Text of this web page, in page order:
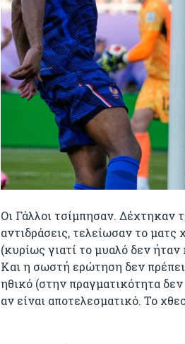
Οι Γάλλοι τσίμπησαν. Δέχτηκαν
αντιδράσεις, τελείωσαν το ματς
(κυρίως γιατί το μυαλό δεν
Και η σωστή ερώτηση δεν
ηθικό (στην πραγματικότητα
αν είναι αποτελεσματικό. Το